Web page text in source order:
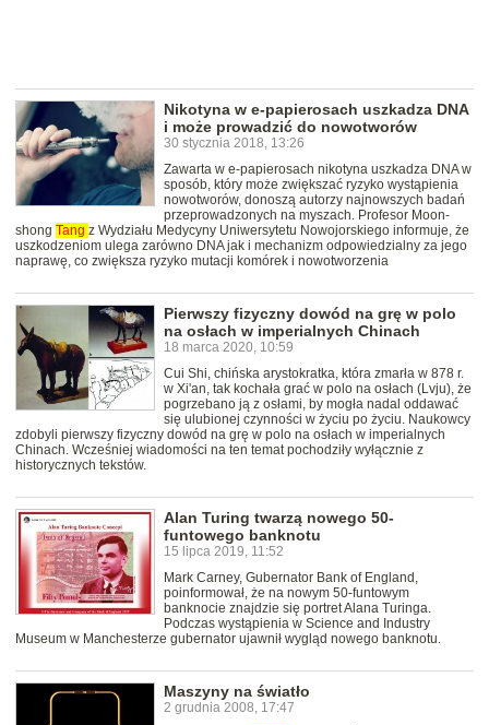
Nikotyna w e-papierosach uszkadza DNA
i może prowadzić do nowotworów
30 stycznia 2018, 13:26
Zawarta w e-papierosach nikotyna uszkadza DNA w
sposób, który może zwiększać ryzyko wystąpienia
nowotworów, donoszą autorzy najnowszych badań
przeprowadzonych na myszach. Profesor Moon-
shong Tang z Wydziału Medycyny Uniwersytetu Nowojorskiego informuje, że
uszkodzeniom ulega zarówno DNA jak i mechanizm odpowiedzialny za jego
naprawę, co zwiększa ryzyko mutacji komórek i nowotworzenia
Pierwszy fizyczny dowód na grę w polo
na osłach w imperialnych Chinach
18 marca 2020, 10:59
Cui Shi, chińska arystokratka, która zmarła w 878 r.
w Xi'an, tak kochała grać w polo na osłach (Lvju), że
pogrzebano ją z osłami, by mogła nadal oddawać
się ulubionej czynności w życiu po życiu. Naukowcy
zdobyli pierwszy fizyczny dowód na grę w polo na osłach w imperialnych
Chinach. Wcześniej wiadomości na ten temat pochodziły wyłącznie z
historycznych tekstów.
Alan Turing twarzą nowego 50-
funtowego banknotu
15 lipca 2019, 11:52
Mark Carney, Gubernator Bank of England,
poinformował, że na nowym 50-funtowym
banknocie znajdzie się portret Alana Turinga.
Podczas wystąpienia w Science and Industry
Museum w Manchesterze gubernator ujawnił wygląd nowego banknotu.
Maszyny na światło
2 grudnia 2008, 17:47